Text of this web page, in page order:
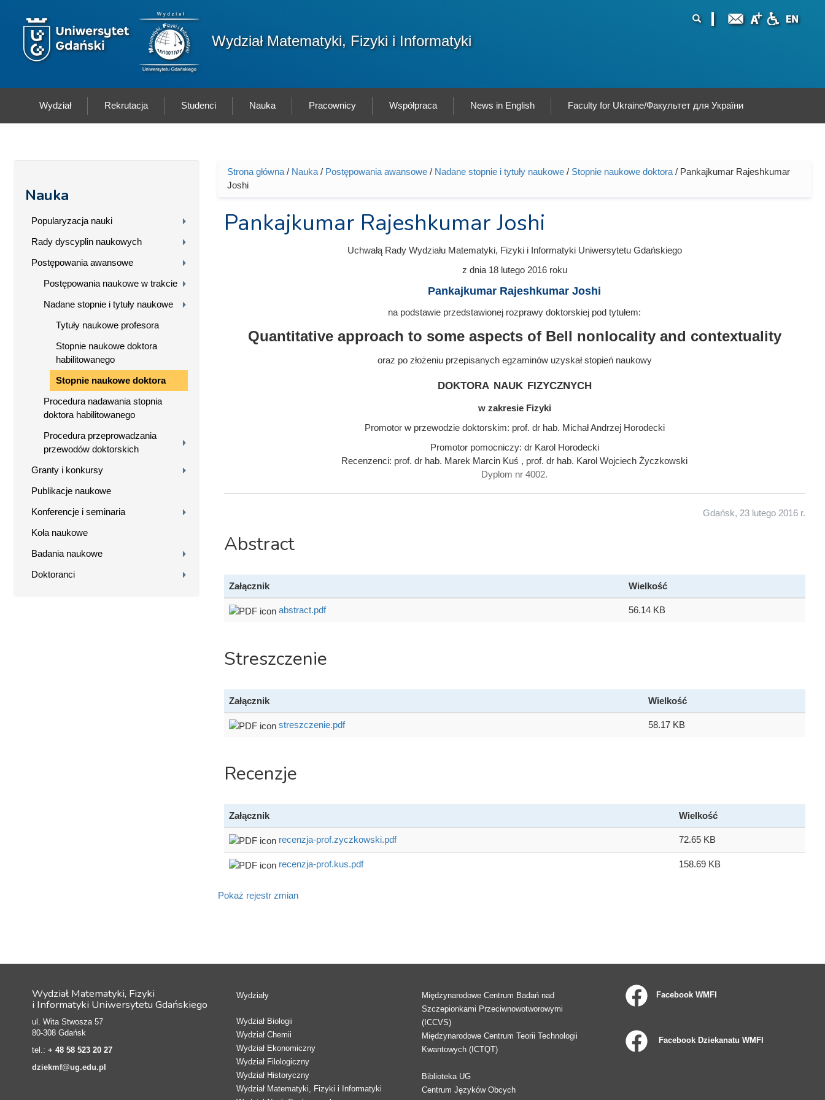
Wydział Matematyki, Fizyki i Informatyki
Wydział Rekrutacja Studenci Nauka Pracownicy Współpraca News in English Faculty for Ukraine/Факультет для України
Nauka
Popularyzacja nauki
Rady dyscyplin naukowych
Postępowania awansowe
Postępowania naukowe w trakcie
Nadane stopnie i tytuły naukowe
Tytuły naukowe profesora
Stopnie naukowe doktora
habilitowanego
Stopnie naukowe doktora
Procedura nadawania stopnia
doktora habilitowanego
Procedura przeprowadzania
przewodów doktorskich
Granty i konkursy
Publikacje naukowe
Konferencje i seminaria
Koła naukowe
Badania naukowe
Doktoranci
Jesteś tutaj
Strona główna/ Nauka/ Postępowania awansowe/ Nadane stopnie i tytuły naukowe/ Stopnie naukowe doktora/ Pankajkumar Rajeshkumar
Joshi
Pankajkumar Rajeshkumar Joshi
Uchwałą Rady Wydziału Matematyki, Fizyki i Informatyki Uniwersytetu Gdańskiego
z dnia 18 lutego 2016roku
Pankajkumar Rajeshkumar Joshi
na podstawie przedstawionej rozprawy doktorskiej pod tytułem:
Quantitative approach to some aspects of Bell nonlocality and contextuality
oraz po złożeniu przepisanych egzaminów uzyskał stopień naukowy
doktora nauk fizycznych
w zakresie Fizyki
Promotor w przewodzie doktorskim: prof. dr hab. Michał Andrzej Horodecki
Promotor pomocniczy: dr Karol Horodecki
Recenzenci: prof. dr hab. Marek Marcin Kuś , prof. dr hab. Karol Wojciech Życzkowski
Dyplom nr 4002.
Gdańsk, 23 lutego 2016 r.
Abstract
Załącznik Wielkość
abstract.pdf 56.14 KB
Streszczenie
Załącznik Wielkość
streszczenie.pdf 58.17 KB
Recenzje
Załącznik Wielkość
recenzja-prof.zyczkowski.pdf 72.65 KB
recenzja-prof.kus.pdf 158.69 KB
Pokaż rejestr zmian
Wydział Matematyki, Fizyki
i Informatyki Uniwersytetu Gdańskiego
ul. Wita Stwosza 57
80-308 Gdańsk
tel.: + 48 58 523 20 27
dziekmf@ug.edu.pl
Wydziały
Wydział Biologii
Wydział Chemii
Wydział Ekonomiczny
Wydział Filologiczny
Wydział Historyczny
Wydział Matematyki, Fizyki i Informatyki
Międzynarodowe Centrum Badań nad
Szczepionkami Przeciwnowotworowymi
(ICCVS)
Międzynarodowe Centrum Teorii Technologii
Kwantowych (ICTQT)
Biblioteka UG
Centrum Języków Obcych
Facebook WMFI
Facebook Dziekanatu WMFI